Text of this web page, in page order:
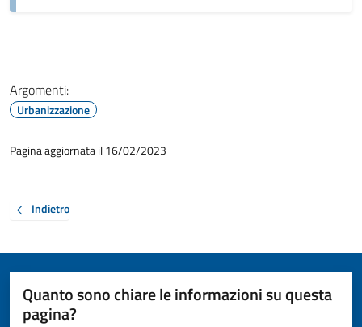
Argomenti:
Urbanizzazione
Pagina aggiornata il 16/02/2023
Indietro
Quanto sono chiare le informazioni su questa
pagina?